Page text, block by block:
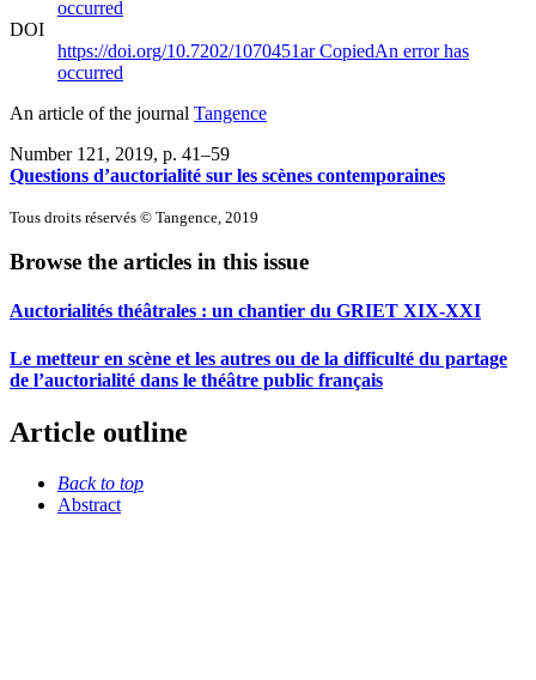
occurred
DOI
https://doi.org/10.7202/1070451arCopiedAn error has
occurred
An article of the journal Tangence
Number 121, 2019, p. 41–59
Questions d’auctorialité sur les scènes contemporaines
Tous droits réservés © Tangence, 2019
Browse the articles in this issue
Auctorialités théâtrales : un chantier du GRIET XIX-XXI
Le metteur en scène et les autres ou de la difficulté du partage
de l’auctorialité dans le théâtre public français
Article outline
Back to top
Abstract